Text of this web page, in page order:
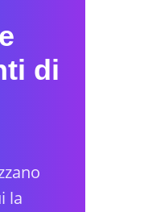
di
la